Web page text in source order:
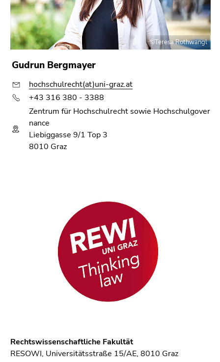
©Teresa Rothwangl
Gudrun Bergmayer
hochschulrecht(at)uni-graz.at
+43 316 380 - 3388
Zentrum für Hochschulrecht sowie Hochschulgover
nance
Liebiggasse 9/1 Top 3
8010 Graz
Rechtswissenschaftliche Fakultät
RESOWI, Universitätsstraße 15/AE, 8010 Graz